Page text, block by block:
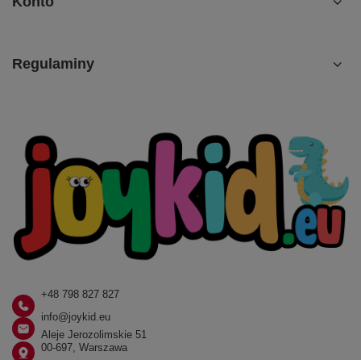
Regulaminy
+48 798 827 827
info@joykid.eu
Aleje Jerozolimskie 51
00-697, Warszawa